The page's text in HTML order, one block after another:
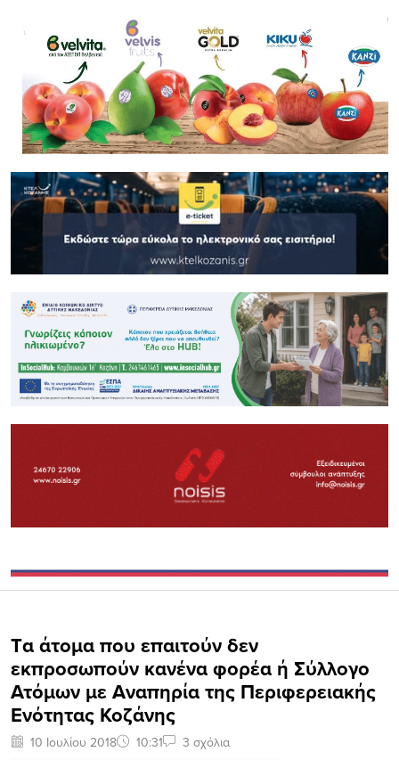
Tα άτομα που επαιτούν δεν
εκπροσωπούν κανένα φορέα ή Σύλλογο
Ατόμων με Αναπηρία της Περιφερειακής
Ενότητας Κοζάνης
10 Ιουλίου 2018 10:31 3 σχόλια